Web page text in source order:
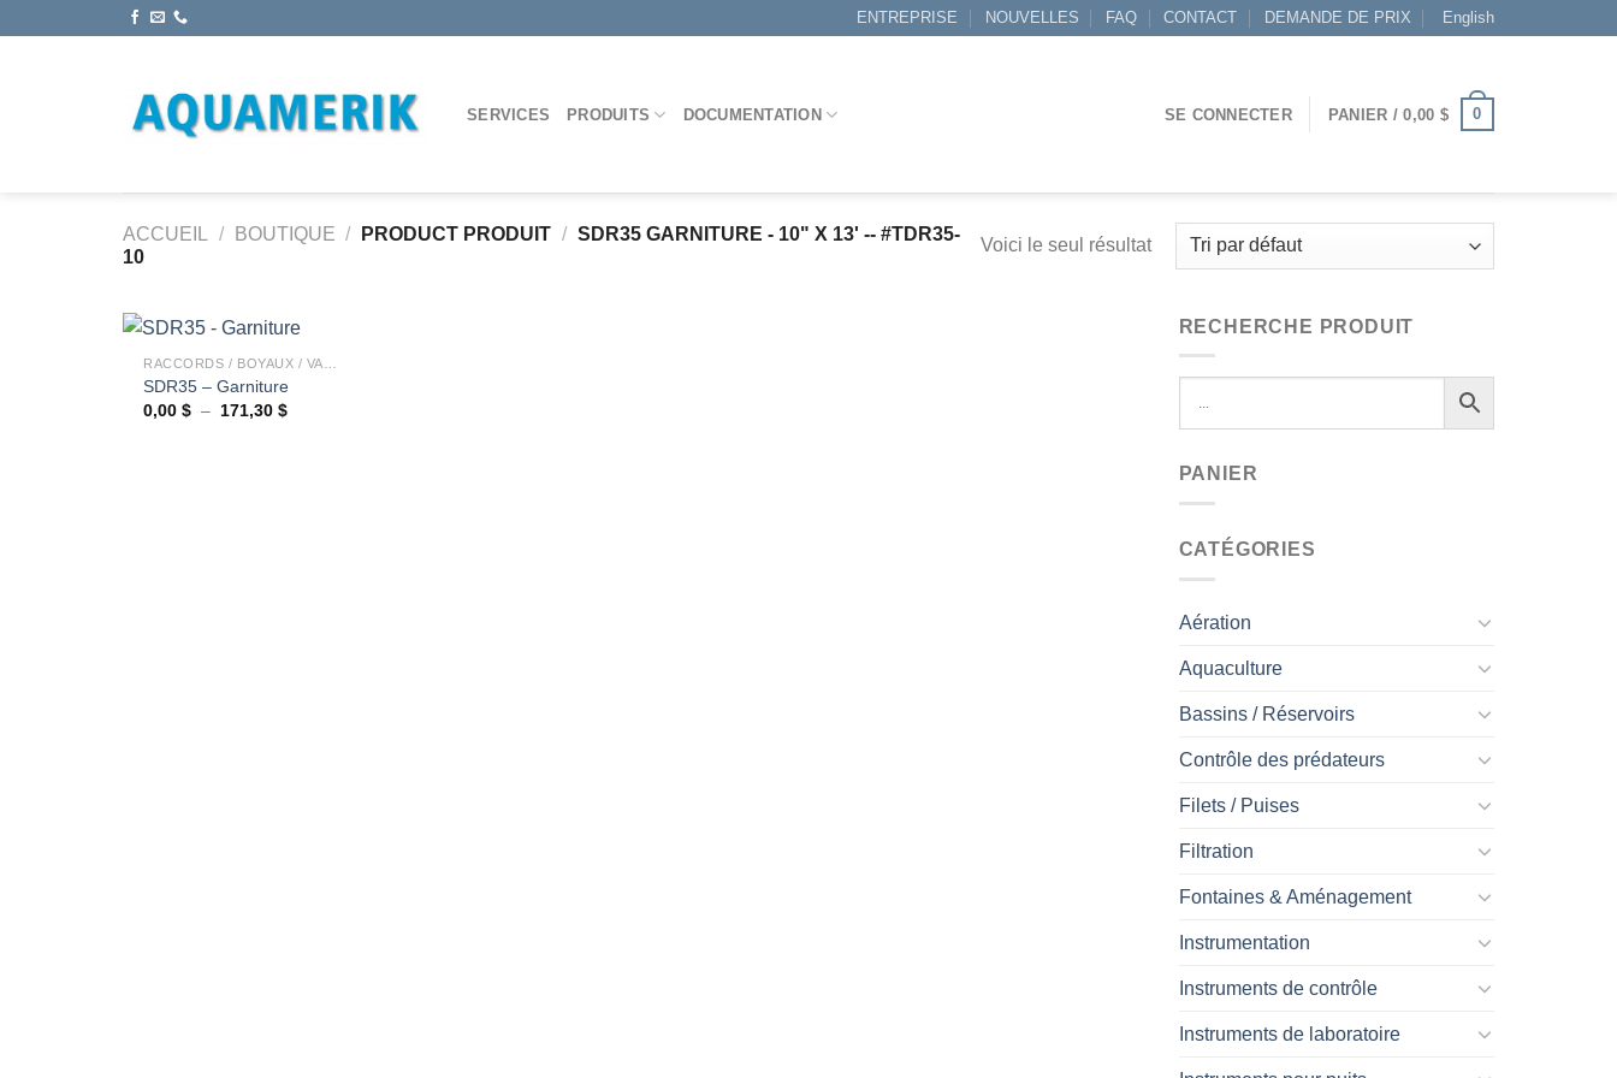
ENTREPRISE NOUVELLES FAQ CONTACT DEMANDE DE PRIX English
SERVICES PRODUITS DOCUMENTATION SE CONNECTER PANIER /0,00 $ 0
ACCUEIL / BOUTIQUE / PRODUCT PRODUIT / SDR35 GARNITURE - 10" X 13' -- #TDR35-
10
Voici le seul résultat
+
SDR35 – Garniture
0,00$ – 171,30$Plage
RECHERCHE PRODUIT
PANIER
CATÉGORIES
Aération
Aquaculture
Bassins / Réservoirs
Contrôle des prédateurs
Filets / Puises
Filtration
Fontaines & Aménagement
Instrumentation
Instruments de contrôle
Instruments de laboratoire